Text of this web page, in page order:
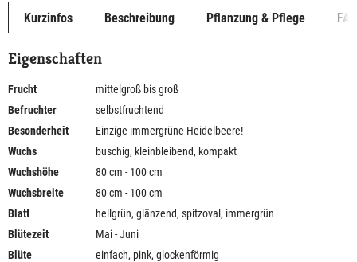
Kurzinfos Beschreibung Pflanzung & Pflege
Eigenschaften
Frucht
mittelgroß bis groß
Befruchter
selbstfruchtend
Besonderheit
Einzige immergrüne Heidelbeere!
Wuchs
buschig, kleinbleibend, kompakt
Wuchshöhe
80 cm - 100 cm
Wuchsbreite
80 cm - 100 cm
Blatt
hellgrün, glänzend, spitzoval, immergrün
Blütezeit
Mai - Juni
Blüte
einfach, pink, glockenförmig